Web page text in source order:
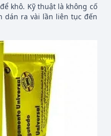
khô. Kỹ thuật là không cố
dán ra vài lần liên tục đến